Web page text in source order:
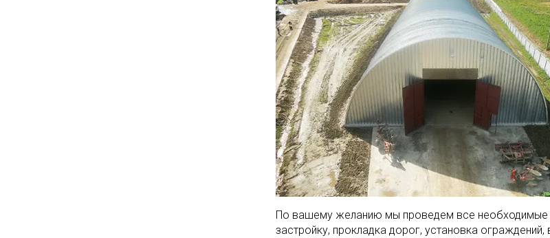
По вашему желанию мы проведем все необходимые
застройку, прокладка дорог, установка